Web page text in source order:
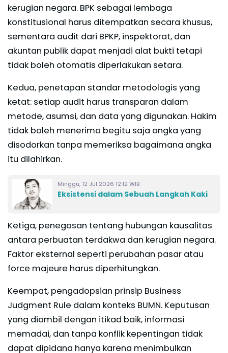
kerugian negara. BPK sebagai lembaga
konstitusional harus ditempatkan secara khusus,
sementara audit dari BPKP, inspektorat, dan
akuntan publik dapat menjadi alat bukti tetapi
tidak boleh otomatis diperlakukan setara.
Kedua, penetapan standar metodologis yang
ketat: setiap audit harus transparan dalam
metode, asumsi, dan data yang digunakan. Hakim
tidak boleh menerima begitu saja angka yang
disodorkan tanpa memeriksa bagaimana angka
itu dilahirkan.
Minggu, 12 Jul 2026 12:12 WIB
Eksistensi dalam Sebuah Langkah Kaki
Ketiga, penegasan tentang hubungan kausalitas
antara perbuatan terdakwa dan kerugian negara.
Faktor eksternal seperti perubahan pasar atau
force majeure harus diperhitungkan.
Keempat, pengadopsian prinsip Business
Judgment Rule dalam konteks BUMN. Keputusan
yang diambil dengan itikad baik, informasi
memadai, dan tanpa konflik kepentingan tidak
dapat dipidana hanya karena menimbulkan